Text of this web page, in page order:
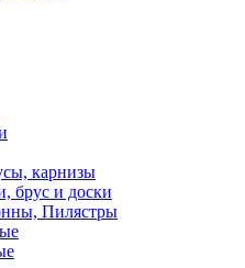
карнизы
брус и доски
Пилястры